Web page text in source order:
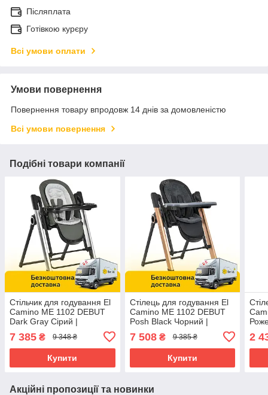
Післяплата
Готівкою курєру
Всі умови оплати
Умови повернення
Повернення товару впродовж 14 днів за домовленістю
Всі умови повернення
Подібні товари компанії
Стільчик для годування El
Camino ME 1102 DEBUT
Dark Gray Сірий |
шезлонг
7 385 ₴ 9 348 ₴
Купити
Стілець для годування El
Camino ME 1102 DEBUT
Posh Black Чорний |
шезлонг
7 508₴ 9 385 ₴
Купити
2
Акційні пропозиції та новинки